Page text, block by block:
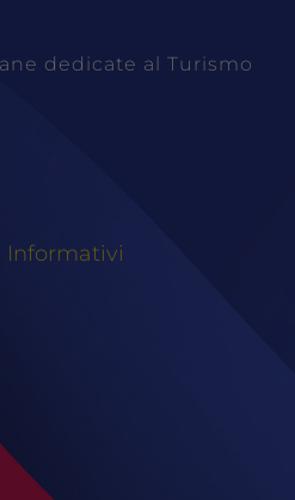
dedicate al Turismo
Informativi